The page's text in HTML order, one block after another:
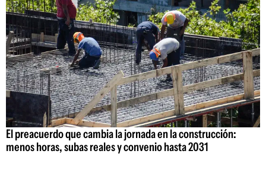
El preacuerdo que cambia la jornada en la construcción:
menos horas, subas reales y convenio hasta 2031